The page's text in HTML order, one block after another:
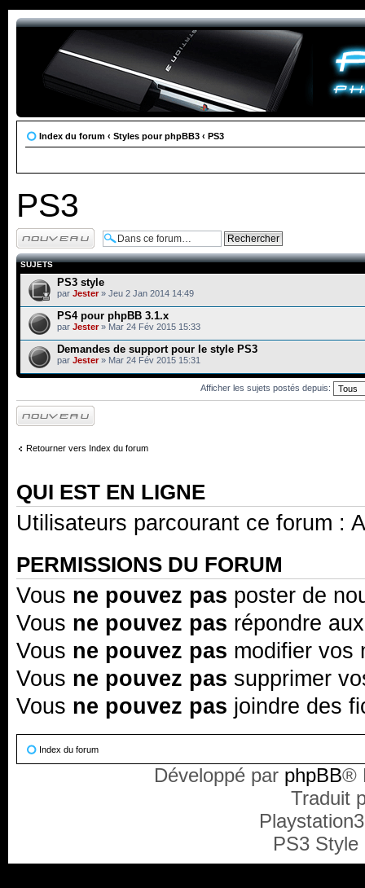
Index du forum ‹ Styles pour phpBB3 ‹ PS3
PS3
Écrire un nouveau
sujet
SUJETS
PS3 style
par Jester» Jeu 2 Jan 2014 14:49
PS4 pour phpBB 3.1.x
par Jester» Mar 24 Fév 2015 15:33
Demandes de support pour le style PS3
par Jester» Mar 24 Fév 2015 15:31
Afficher les sujets postés depuis:
Écrire un nouveau
sujet
Retourner vers Index du forum
QUI EST EN LIGNE
Utilisateurs parcourant ce forum :
PERMISSIONS DU FORUM
Vous ne pouvez pas poster de
Vous ne pouvez pas répondre
Vous ne pouvez pas modifier vos
Vous ne pouvez pas supprimer
Vous ne pouvez pas joindre des
Index du forum
Développé par phpBB®
Traduit
PS3